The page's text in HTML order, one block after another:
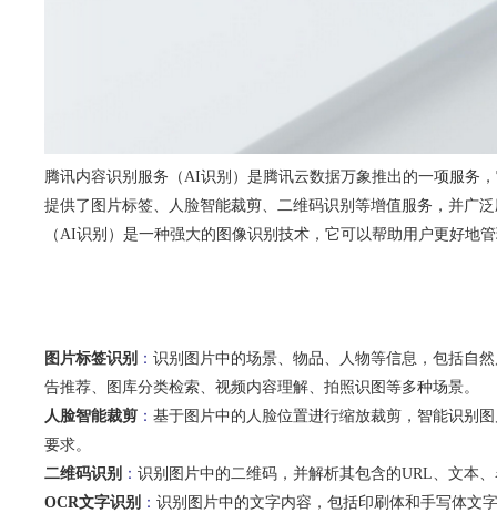
腾讯内容识别服务（AI识别）是腾讯云数据万象推出的一项服务
提供了图片标签、人脸智能裁剪、二维码识别等增值服务，并广
（AI识别）是一种强大的图像识别技术，它可以帮助用户更好地
图片标签识别 ： 识别图片中的场景、物品、人物等信息，包括自
告推荐、图库分类检索、视频内容理解、拍照识图等多种场景。
人脸智能裁剪 ： 基于图片中的人脸位置进行缩放裁剪，智能识别
要求。
二维码识别 ： 识别图片中的二维码，并解析其包含的URL、文本
OCR文字识别 ： 识别图片中的文字内容，包括印刷体和手写体文